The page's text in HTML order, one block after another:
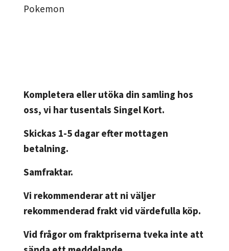
Pokemon
Kompletera eller utöka din samling hos
oss, vi har tusentals Singel Kort.
Skickas 1-5 dagar efter mottagen
betalning.
Samfraktar.
Vi rekommenderar att ni väljer
rekommenderad frakt vid värdefulla köp.
Vid frågor om fraktpriserna tveka inte att